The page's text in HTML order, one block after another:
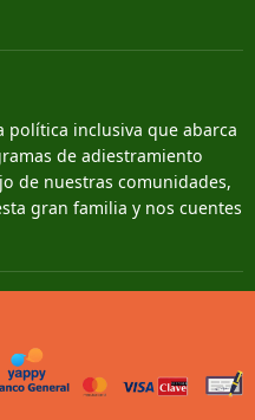
política inclusiva que abarca
de adiestramiento
de nuestras comunidades,
gran familia y nos cuentes